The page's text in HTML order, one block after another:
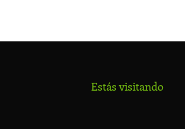
Estás visitando